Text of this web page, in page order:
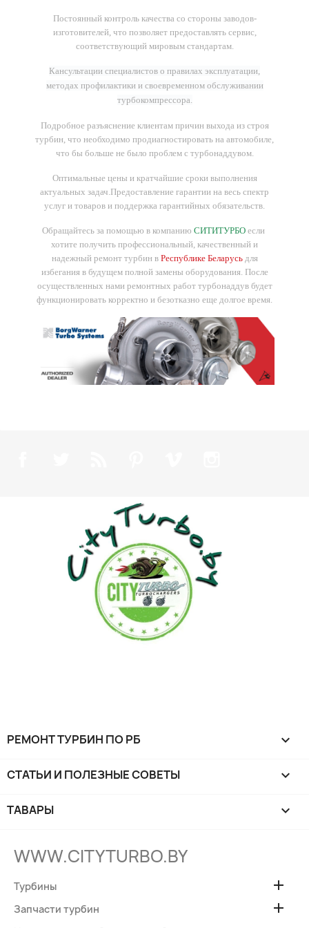
Постоянный контроль качества со стороны заводов-
изготовителей, что позволяет предоставлять сервис,
соответствующий мировым стандартам.
Кансультации специалистов о правилах эксплуатации,
методах профилактики и своевременном обслуживании
турбокомпрессора.
Подробное разъяснение клиентам причин выхода из строя
турбин, что необходимо продиагностировать на автомобиле,
что бы больше не было проблем с турбонаддувом.
Оптимальные цены и кратчайшие сроки выполнения
актуальных задач.Предоставление гарантии на весь спектр
услуг и товаров и поддержка гарантийных обязательств.
Обращайтесь за помощью в компанию СИТИТУРБО если
хотите получить профессиональный, качественный и
надежный ремонт турбин в Республике Беларусьдля
избегания в будущем полной замены оборудования. После
осуществленных нами ремонтных работ турбонаддув будет
функционировать корректно и безотказно еще долгое время.
РЕМОНТ ТУРБИН ПО РБ 
СТАТЬИ И ПОЛЕЗНЫЕ СОВЕТЫ 
ТАВАРЫ 
WWW.CITYTURBO.BY
Турбины 
Запчасти турбин 